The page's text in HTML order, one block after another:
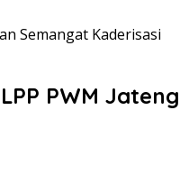
Semangat Kaderisasi
PWM